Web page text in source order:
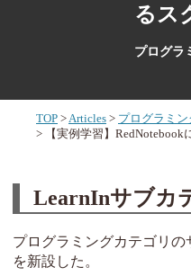
るス
プログラ
TOP Articles
プログラミン
【実例学習】
LearnInサブカ
プログラミングカテゴリの
を新設した。